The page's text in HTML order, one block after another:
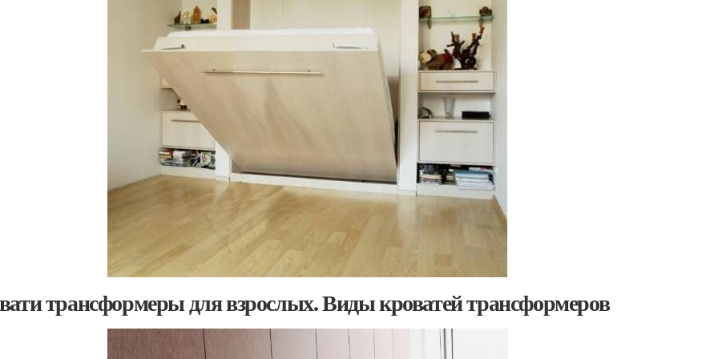
трансформеры для взрослых. Виды кроватей трансформеров